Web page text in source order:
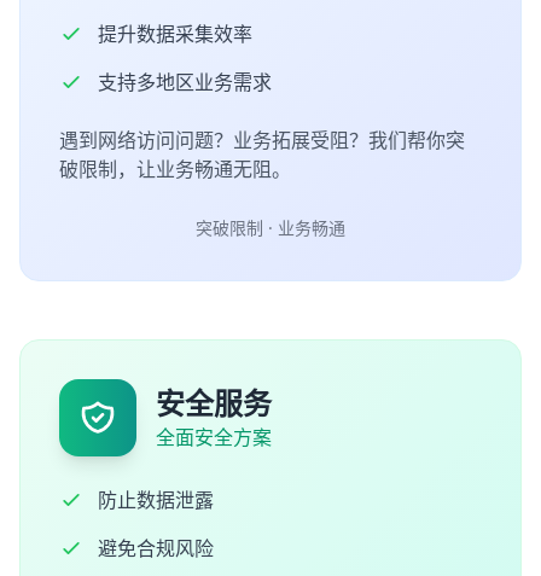
提升数据采集效率
支持多地区业务需求
遇到网络访问问题？业务拓展受阻？我们帮你突
破限制，让业务畅通无阻。
突破限制 · 业务畅通
安全服务
全面安全方案
防止数据泄露
避免合规风险